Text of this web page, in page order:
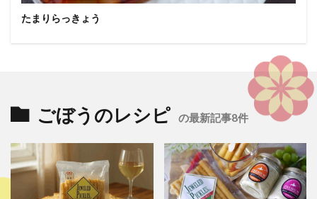
たまりらっきょう
ごぼうのレシピ の最新記事8件